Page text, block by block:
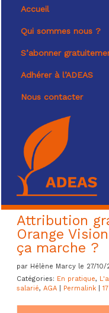
Accueil
Qui sommes nous ?
S’abonner
Adhérer à l’ADEAS
Nous contacter
Attribution
Orange
ça marche ?
par Hélène Marcy le 27/10/
Catégories: En pratique,
salarié, AGA Permalink